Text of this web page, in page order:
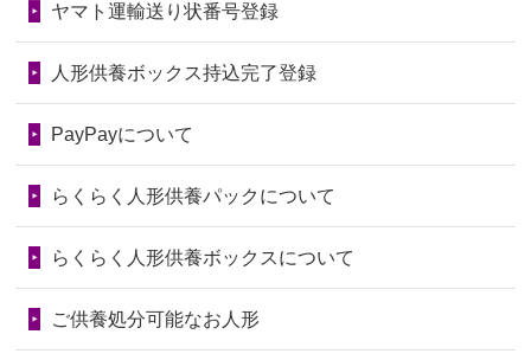
2026/06/28以前和人形やぬいぐるみを供養いただ
いたことが...
の回りの物...
2026/06/28人形たちに これまで本当にありがとう
2026/06/24今は亡き両親が孫（私の子供）の初節
句に贈って...
2024/01/04ガラスケースは外しても良いですか？
第76回人形供養祭令和7年2月28日(金)
第75回人形供養祭令和7年1月17日(金)
第73回人形供養祭令和6年10月17日(木)
第71回人形供養祭令和6年8月1日(木)
第70回人形供養祭令和6年6月21日(金)
ヤマト運輸送り状番号登録
人形供養ボックス持込完了登録
PayPayについて
らくらく人形供養パックについて
らくらく人形供養ボックスについて
ご供養処分可能なお人形